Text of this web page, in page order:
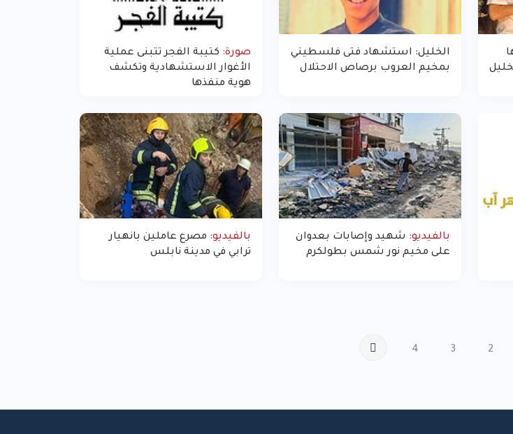
الخليل: استشهاد فتى فلسطيني
بمخيم العروب برصاص الاحتلال
صورة: كتيبة الفجر تتبنى عملية
الأغوار الاستشهادية وتكشف
هوية منفذها
بالفيديو: شهيد وإصابات بعدوان
على مخيم نور شمس بطولكرم
بالفيديو: مصرع عاملين بانهيار
ترابي في مدينة نابلس
2
3
4